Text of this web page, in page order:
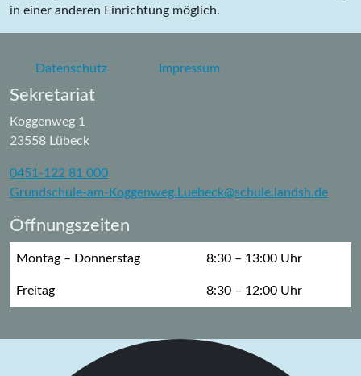
in einer anderen Einrichtung möglich.
Datenschutz Impressum
Sekretariat
Koggenweg 1
23558 Lübeck
0451-122 81 000
Grundschule-am-Koggenweg.Luebeck@schule.landsh.de
Öffnungszeiten
Montag – Donnerstag 8:30 – 13:00 Uhr
Freitag 8:30 – 12:00 Uhr